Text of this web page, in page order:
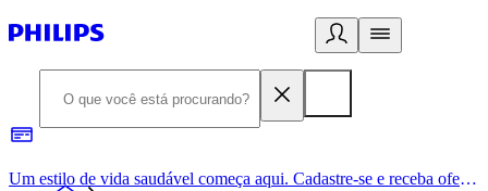
Um estilo de vida saudável começa aqui. Cadastre-se e receba ofertas exclusivas.